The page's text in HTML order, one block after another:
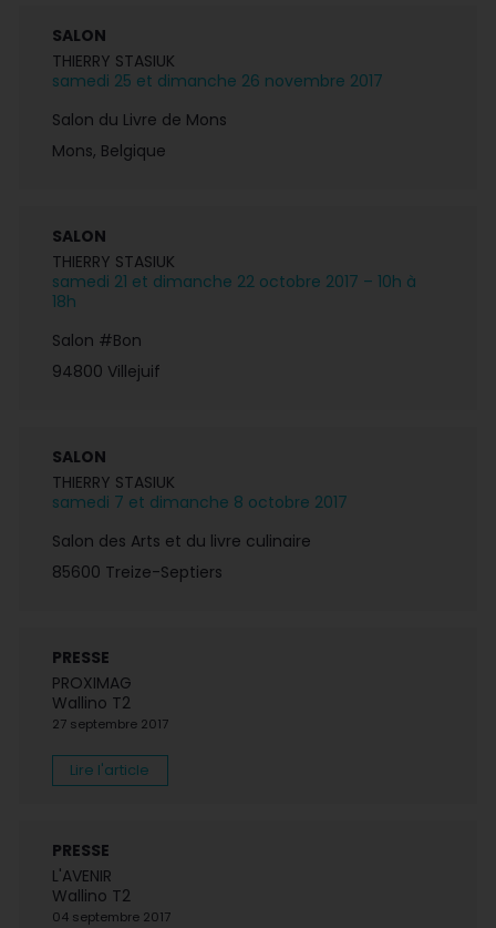
SALON
THIERRY STASIUK
samedi 25 et dimanche 26 novembre 2017
Salon du Livre de Mons
Mons, Belgique
SALON
THIERRY STASIUK
samedi 21 et dimanche 22 octobre 2017 – 10h à
18h
Salon #Bon
94800 Villejuif
SALON
THIERRY STASIUK
samedi 7 et dimanche 8 octobre 2017
Salon des Arts et du livre culinaire
85600 Treize-Septiers
PRESSE
PROXIMAG
Wallino T2
27 septembre 2017
Lire l'article
PRESSE
L'AVENIR
Wallino T2
04 septembre 2017